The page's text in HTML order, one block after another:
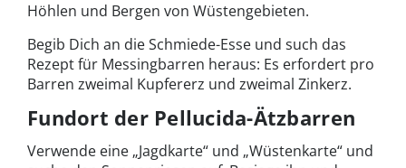
Höhlen und Bergen von Wüstengebieten.
Begib Dich an die Schmiede-Esse und such das
Rezept für Messingbarren heraus: Es erfordert pro
Barren zweimal Kupfererz und zweimal Zinkerz.
Fundort der Pellucida-Ätzbarren
Verwende eine „Jagdkarte“ und „Wüstenkarte“ und